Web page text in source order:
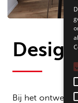
Design
Bij het